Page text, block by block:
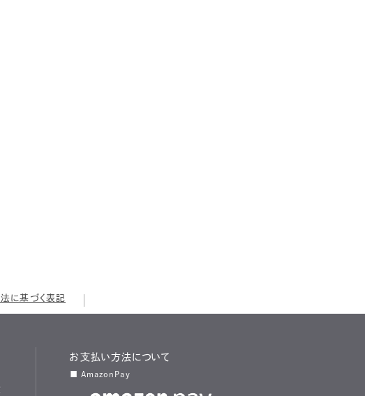
に基づく表記
お支払い方法について
■ AmazonPay